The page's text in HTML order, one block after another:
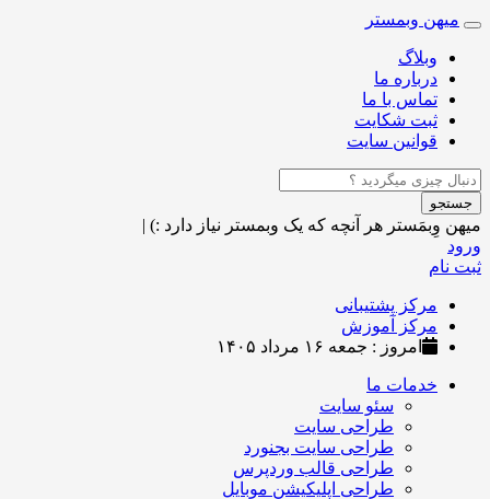
Toggle
navigation
میهن وبمستر
وبلاگ
درباره ما
تماس با ما
ثبت شکایت
قوانین سایت
جستجو
میهن وِبمَستر هر آنچه که یک وبمستر نیاز دارد :) |
ورود
ثبت نام
مرکز پشتیبانی
مرکز آموزش
امروز : جمعه ۱۶ مرداد ۱۴۰۵
خدمات ما
سئو سایت
طراحی سایت
طراحی سایت بجنورد
طراحی قالب وردپرس
طراحی اپلیکیشن موبایل